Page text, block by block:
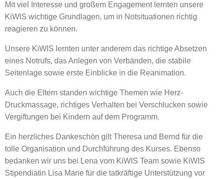
Mit viel Interesse und großem Engagement lernten unsere
KiWIS wichtige Grundlagen, um in Notsituationen richtig
reagieren zu können.
Unsere KiWIS lernten unter anderem das richtige Absetzen
eines Notrufs, das Anlegen von Verbänden, die stabile
Seitenlage sowie erste Einblicke in die Reanimation.
Auch die Eltern standen wichtige Themen wie Herz-
Druckmassage, richtiges Verhalten bei Verschlucken sowie
Vergiftungen bei Kindern auf dem Programm.
Ein herzliches Dankeschön gilt Theresa und Bernd für die
tolle Organisation und Durchführung des Kurses. Ebenso
bedanken wir uns bei Lena vom KiWIS Team sowie KiWIS
Stipendiatin Lisa Marie für die tatkräftige Unterstützung vor